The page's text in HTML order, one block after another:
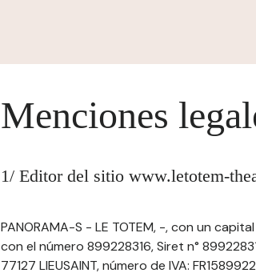
Menciones
1/ Editor del sitio www.letotem-
PANORAMA-S - LE TOTEM, -, con un
con el número 899228316, Siret n°
77127 LIEUSAINT, número de IVA: